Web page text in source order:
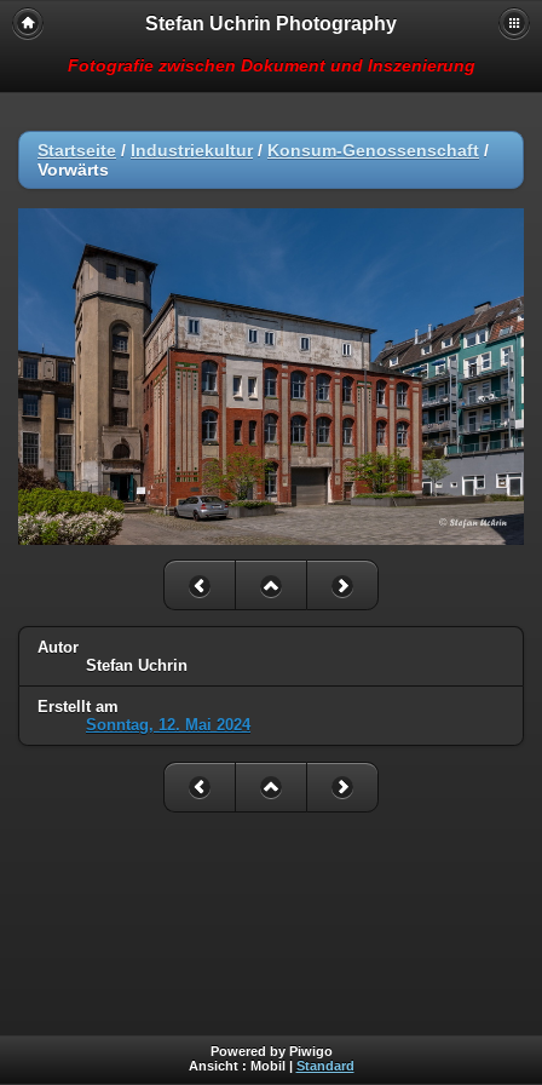
Stefan Uchrin Photography
Fotografie zwischen Dokument und Inszenierung
Startseite / Industriekultur/ Konsum-Genossenschaft /
Vorwärts
Autor
Stefan Uchrin
Erstellt am
Sonntag, 12. Mai 2024
Powered by Piwigo
Ansicht : Mobil Standard